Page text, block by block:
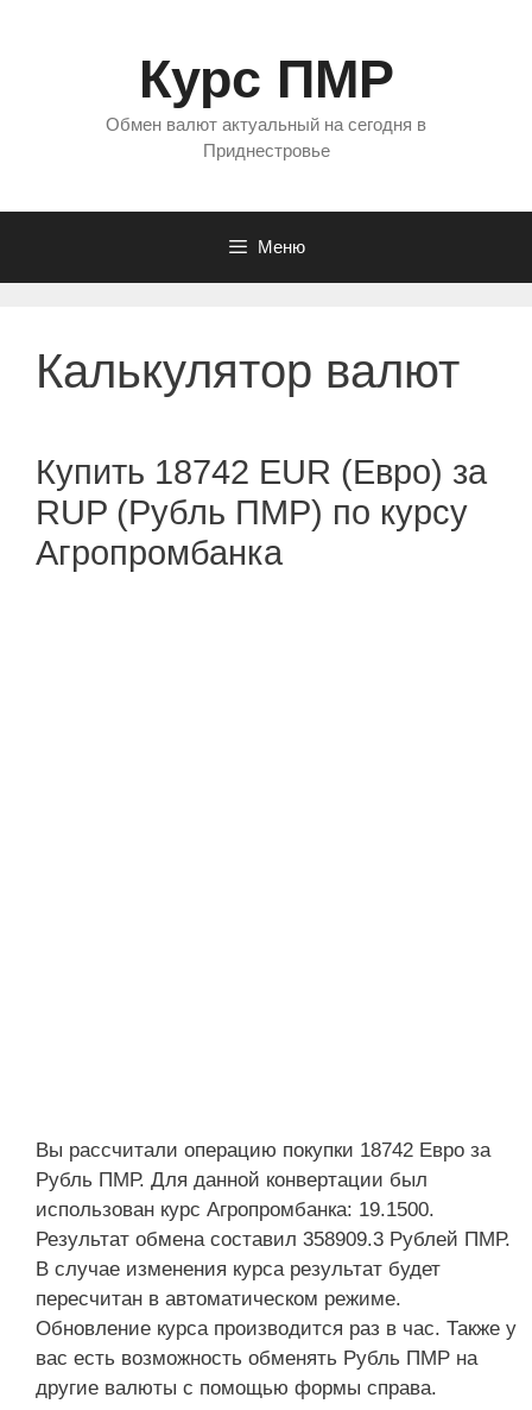
Курс ПМР
Обмен валют актуальный на сегодня в
Приднестровье
Меню
Калькулятор валют
Купить 18742 EUR (Евро) за
RUP (Рубль ПМР) по курсу
Агропромбанка
Вы рассчитали операцию покупки 18742 Евро за
Рубль ПМР. Для данной конвертации был
использован курс Агропромбанка: 19.1500.
Результат обмена составил 358909.3 Рублей ПМР.
В случае изменения курса результат будет
пересчитан в автоматическом режиме.
Обновление курса производится раз в час. Также у
вас есть возможность обменять Рубль ПМР на
другие валюты с помощью формы справа.